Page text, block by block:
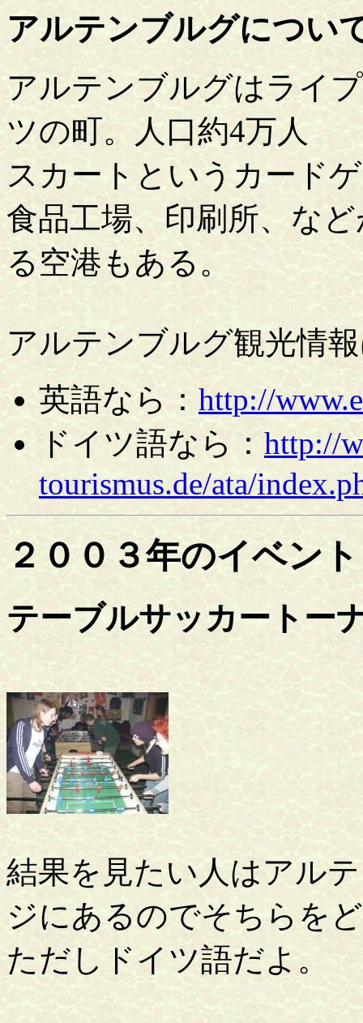
アルテンブルグについ
アルテンブルグはライ
ツの町。人口約4万人
スカートというカード
食品工場、印刷所、な
る空港もある。
アルテンブルグ観光情
英語なら： http://
ドイツ語なら： http://
tourismus.de/ata/
２００３年のイベント
テーブルサッカートー
結果を見たい人はアル
ジにあるのでそちらを
ただしドイツ語だよ。